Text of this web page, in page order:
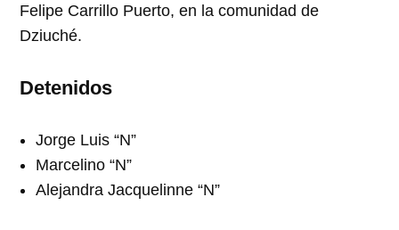
Felipe Carrillo Puerto, en la comunidad de
Dziuché.
Detenidos
Jorge Luis “N”
Marcelino “N”
Alejandra Jacquelinne “N”